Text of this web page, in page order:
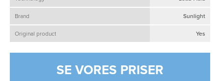
Brand Sunlight
Original product Yes
SE VORES PRISER